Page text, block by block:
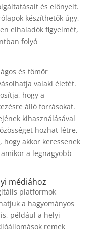
és előnyeit.
készíthetők úgy,
elhaladók figyelmét,
folyó
és tömör
valaki életét.
hogy a
álló forrásokat.
kihasználásával
hozhat létre,
hogy akkor keressenek
a legnagyobb
médiához
platformok
a hagyományos
például a helyi
remek